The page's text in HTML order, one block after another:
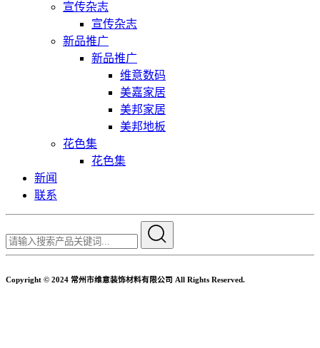
宣传杂志
宣传杂志
新品推广
新品推广
维意数码
美嘉家居
美邦家居
美邦地板
花色集
花色集
新闻
联系
Copyright © 2024 常州市维意装饰材料有限公司 All Rights Reserved.